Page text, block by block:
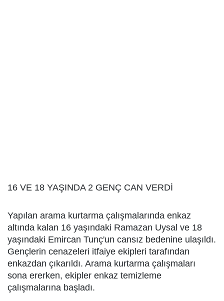
16 VE 18 YAŞINDA 2 GENÇ CAN VERDİ
Yapılan arama kurtarma çalışmalarında enkaz
altında kalan 16 yaşındaki Ramazan Uysal ve 18
yaşındaki Emircan Tunç'un cansız bedenine ulaşıldı.
Gençlerin cenazeleri itfaiye ekipleri tarafından
enkazdan çıkarıldı. Arama kurtarma çalışmaları
sona ererken, ekipler enkaz temizleme
çalışmalarına başladı.